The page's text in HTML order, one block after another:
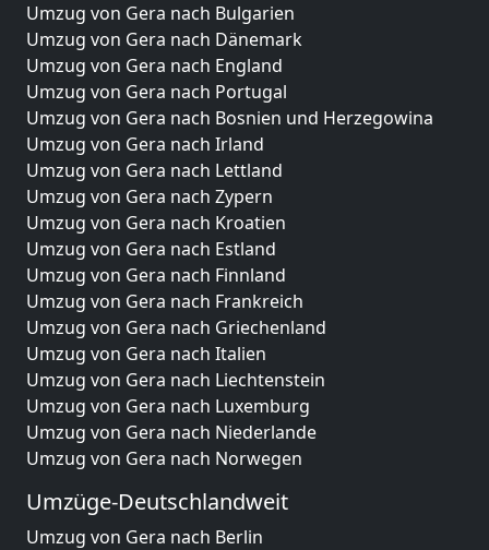
Umzug von Gera nach Bulgarien
Umzug von Gera nach Dänemark
Umzug von Gera nach England
Umzug von Gera nach Portugal
Umzug von Gera nach Bosnien und Herzegowina
Umzug von Gera nach Irland
Umzug von Gera nach Lettland
Umzug von Gera nach Zypern
Umzug von Gera nach Kroatien
Umzug von Gera nach Estland
Umzug von Gera nach Finnland
Umzug von Gera nach Frankreich
Umzug von Gera nach Griechenland
Umzug von Gera nach Italien
Umzug von Gera nach Liechtenstein
Umzug von Gera nach Luxemburg
Umzug von Gera nach Niederlande
Umzug von Gera nach Norwegen
Umzüge-Deutschlandweit
Umzug von Gera nach Berlin